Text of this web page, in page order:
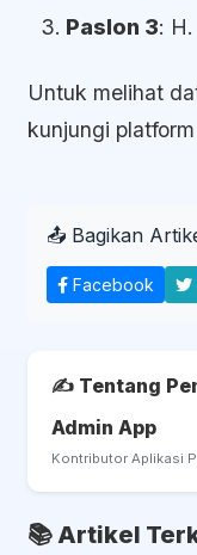
Paslon 3:
Untuk melihat
kunjungi
📤 Bagikan
Facebook
✍️ Tentang
Admin App
Kontributor Aplikasi
📚 Artikel